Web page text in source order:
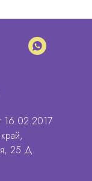
16.02.2017
25 Д